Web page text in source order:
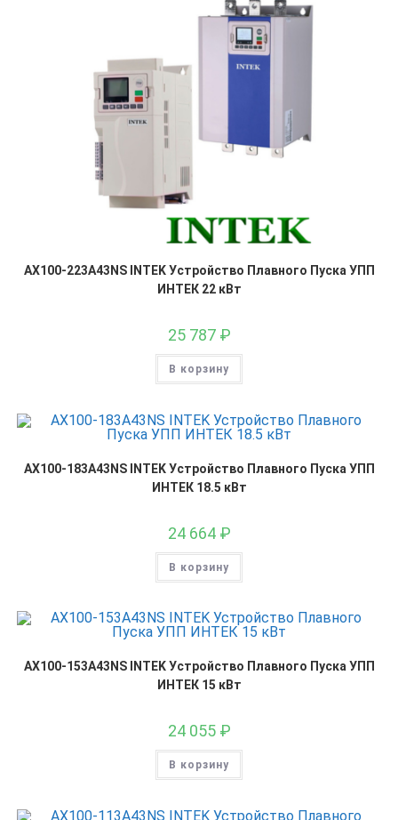
AX100-223A43NS INTEK Устройство Плавного Пуска УПП
ИНТЕК 22 кВт
25 787 ₽
В корзину
AX100-183A43NS INTEK Устройство Плавного Пуска УПП
ИНТЕК 18.5 кВт
24 664 ₽
В корзину
AX100-153A43NS INTEK Устройство Плавного Пуска УПП
ИНТЕК 15 кВт
24 055 ₽
В корзину